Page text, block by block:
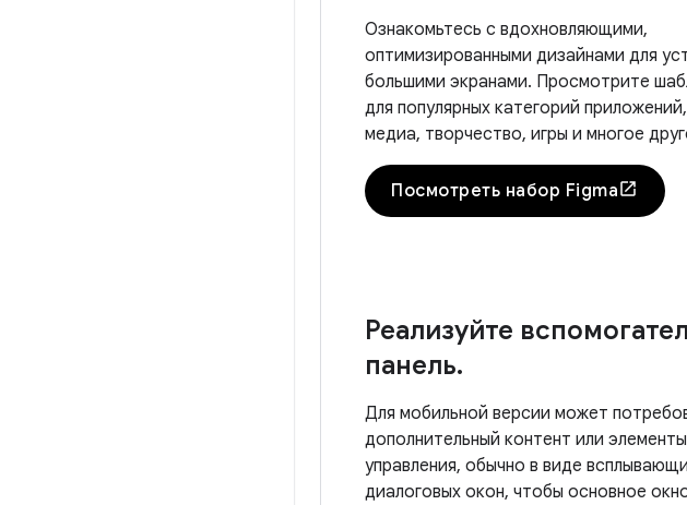
Ознакомьтесь с вдохновляющими,
оптимизированными дизайнами для
большими экранами. Просмотрите
для популярных категорий
медиа, творчество, игры и многое
Посмотреть набор Figma
Реализуйте
панель.
Для мобильной версии может
дополнительный контент или элементы
управления, обычно в виде
диалоговых окон, чтобы основное